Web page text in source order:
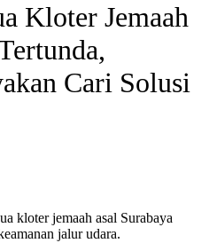
Kloter Jemaah
Cari Solusi
kloter jemaah asal Surabaya
jalur udara.